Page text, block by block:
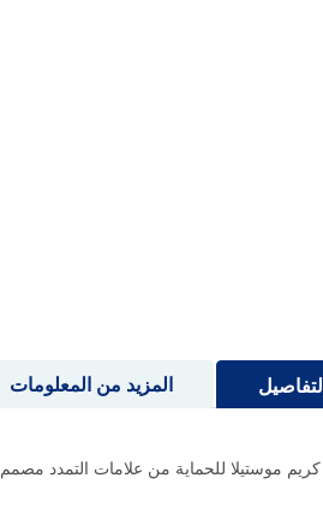
التفاصيل
كريم موستيلا للحماية من علامات التمدد
المزيد من المعلومات